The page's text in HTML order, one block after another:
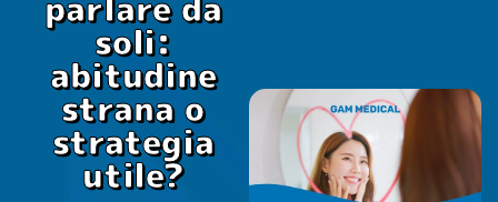
soli:
abitudine
strana o
strategia
utile?